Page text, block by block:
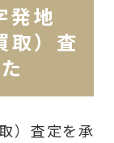
発地
取）査
）査定を承